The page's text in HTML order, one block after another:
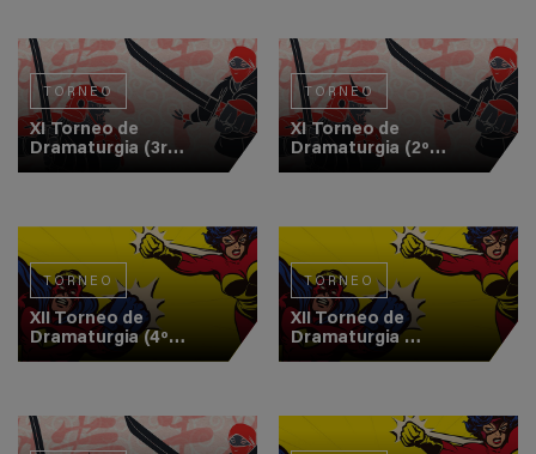
TORNEO
XI Torneo de
Dramaturgia (3r
Combate)
TORNEO
XI Torneo de
Dramaturgia (2º
Combate)
TORNEO
XII Torneo de
Dramaturgia (4º
Combate)
TORNEO
XII Torneo de
Dramaturgia
(Final)